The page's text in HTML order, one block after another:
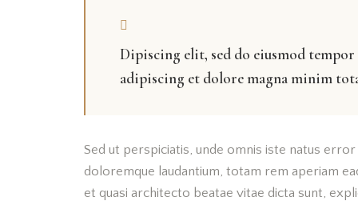
Dipiscing elit, sed do eiusmod
adipiscing et dolore magna minim
Sed ut perspiciatis, unde omnis iste natus
doloremque laudantium, totam rem aperiam
et quasi architecto beatae vitae dicta sunt,